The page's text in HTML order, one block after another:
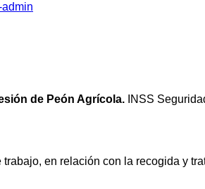
de Peón Agrícola. INSS
en relación con la recogida y